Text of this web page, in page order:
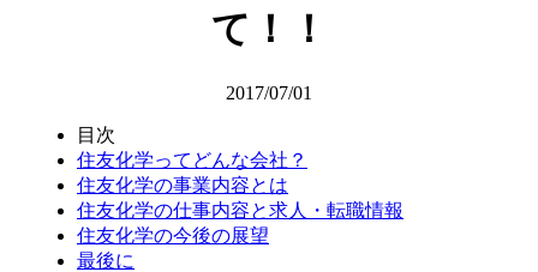
て！！
2017/07/01
目次
住友化学ってどんな会社？
住友化学の事業内容とは
住友化学の仕事内容と求人・転職情報
住友化学の今後の展望
最後に